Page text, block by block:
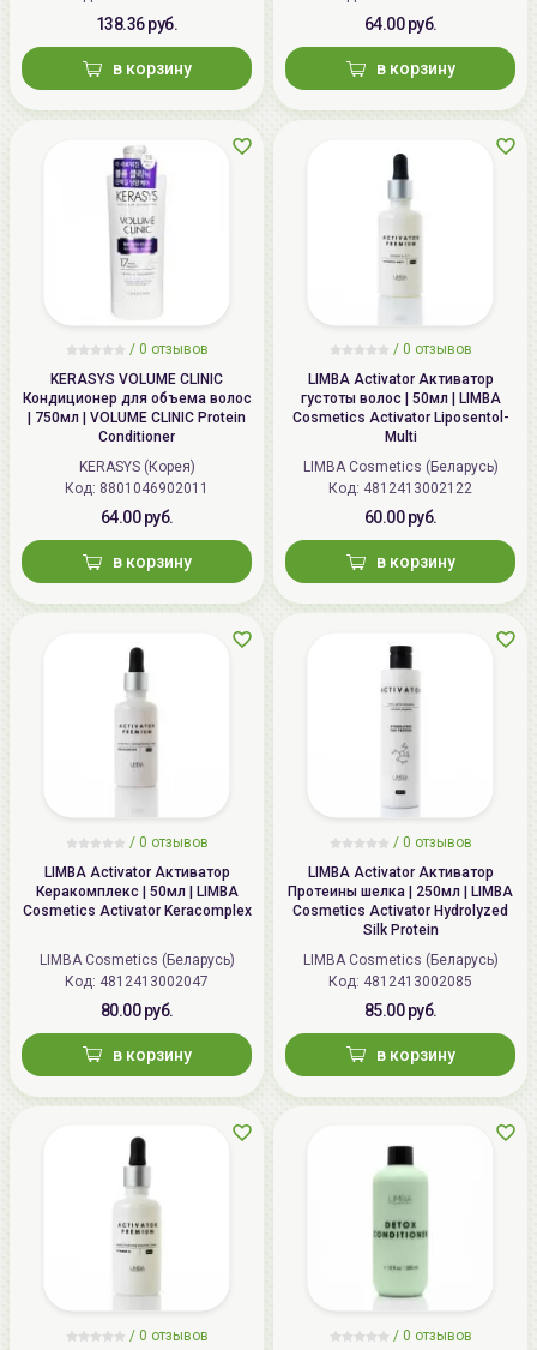
138.36 руб.
в корзину
64.00 руб.
в корзину
/ 0 отзывов
KERASYS VOLUME CLINIC
Кондиционер для объема волос
| 750мл | VOLUME CLINIC Protein
Conditioner
KERASYS (Корея)
Код: 8801046902011
64.00 руб.
в корзину
/ 0 отзывов
LIMBA Activator Активатор
густоты волос | 50мл | LIMBA
Cosmetics Activator Liposentol-
Multi
LIMBA Cosmetics (Беларусь)
Код: 4812413002122
60.00 руб.
в корзину
/ 0 отзывов
LIMBA Activator Активатор
Керакомплекс | 50мл | LIMBA
Cosmetics Activator Keracomplex
LIMBA Cosmetics (Беларусь)
Код: 4812413002047
80.00 руб.
в корзину
/ 0 отзывов
LIMBA Activator Активатор
Протеины шелка | 250мл | LIMBA
Cosmetics Activator Hydrolyzed
Silk Protein
LIMBA Cosmetics (Беларусь)
Код: 4812413002085
85.00 руб.
в корзину
/ 0 отзывов
/ 0 отзывов